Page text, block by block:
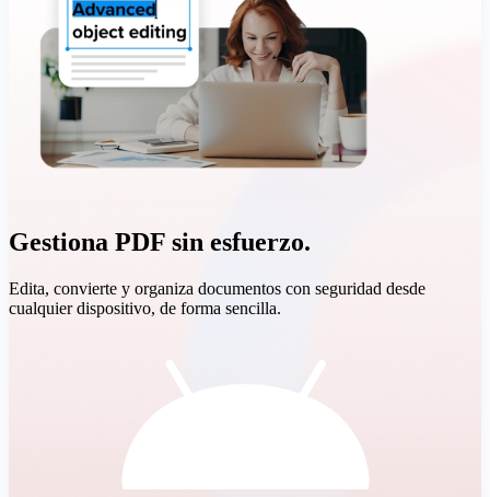
Gestiona PDF sin esfuerzo.
Edita, convierte y organiza documentos con seguridad desde
cualquier dispositivo, de forma sencilla.